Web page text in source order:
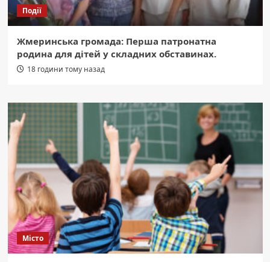
Події
Жмеринська громада: Перша патронатна
родина для дітей у складних обставинах.
18 години тому назад
Місто